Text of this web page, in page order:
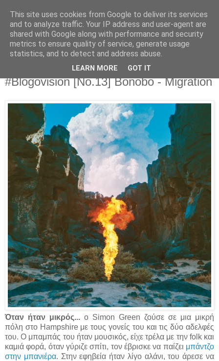
Άκου αυτό ♫
I listen to bands that don't even exist yet.
#Blogovision [No.13] Bonobo - Migration
Όταν ήταν μικρός... ο Simon Green ζούσε σε μια μικρή
πόλη στο Hampshire με τους γονείς του και τις δύο αδελφές
του. Ο μπαμπάς του ήταν μουσικός, είχε τρέλα με την folk και
καμιά φορά, όταν γύριζε σπίτι, τον έβρισκε να παίζει μπάντζο
στην μπανιέρα. Στην εφηβεία ήταν λίγο αλάνι, του άρεσε να
This site uses cookies from Google to deliver its services
and to analyze traffic. Your IP address and user-agent are
shared with Google along with performance and security
metrics to ensure quality of service, generate usage
statistics, and to detect and address abuse.
LEARN MORE GOT IT